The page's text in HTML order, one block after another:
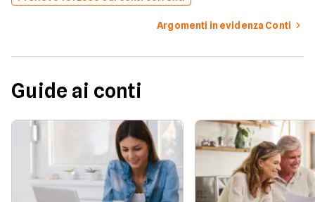
Argomenti in evidenza Conti
Guide ai conti